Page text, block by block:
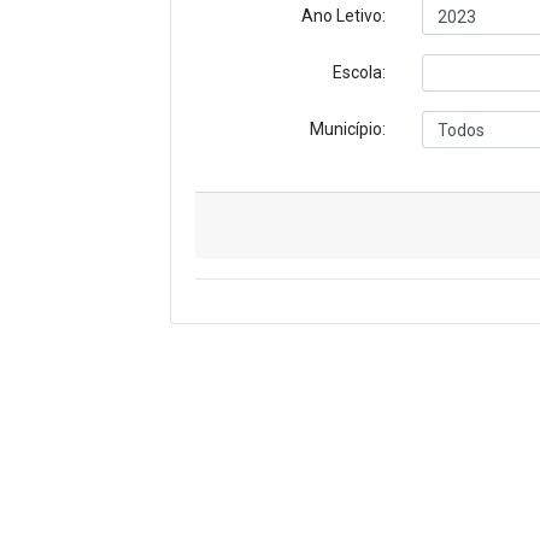
Ano Letivo:
Escola:
Município: